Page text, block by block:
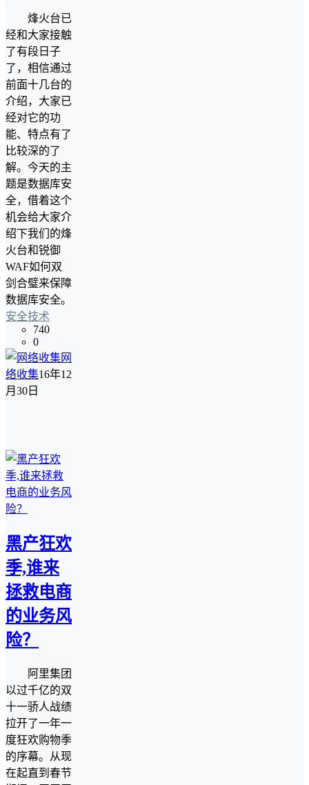
烽火台已
经和大家接触
了有段日子
了，相信通过
前面十几台的
介绍，大家已
经对它的功
能、特点有了
比较深的了
解。今天的主
题是数据库安
全，借着这个
机会给大家介
绍下我们的烽
火台和锐御
WAF如何双
剑合璧来保障
数据库安全。
安全技术
740
0
网
络收集16年12
月30日
黑产狂欢
季,谁来
拯救电商
的业务风
险？
阿里集团
以过千亿的双
十一骄人战绩
拉开了一年一
度狂欢购物季
的序幕。从现
在起直到春节